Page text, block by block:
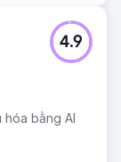
hóa bằng AI
4.9